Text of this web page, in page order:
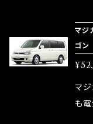
など
モ
品化
rz）
い致
メ
ター
体感
リッ
はこ
マジ
ゴ
マ
も